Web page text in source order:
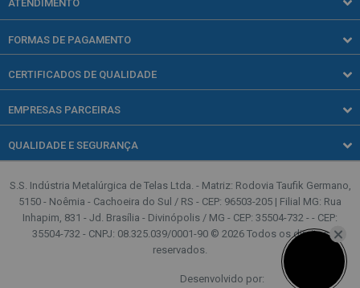
Obras e Serralheria
Telas para Casa
Telas Rurais
Trocas e devoluções
ATENDIMENTO
Segunda a quinta-feira, das 08h00 às 18h00.
Sexta-feira, das 08h00 às 17h00.
(51) 2193-0025
Segunda a quinta-feira, das 08h00 às 18h00.
Sexta-feira, das 08h00 às 17h00.
contato@casadascercas.com.br
FORMAS DE PAGAMENTO
CERTIFICADOS DE QUALIDADE
EMPRESAS PARCEIRAS
QUALIDADE E SEGURANÇA
S.S. Indústria Metalúrgica de Telas Ltda. - Matriz: Rodovia Taufik Germano,
5150 - Noêmia - Cachoeira do Sul / RS - CEP: 96503-205 | Filial MG: Rua
Inhapim, 831 - Jd. Brasília - Divinópolis / MG - CEP: 35504-732 - - CEP:
35504-732 - CNPJ: 08.325.039/0001-90 © 2026 Todos os direitos
reservados.
Desenvolvido por: